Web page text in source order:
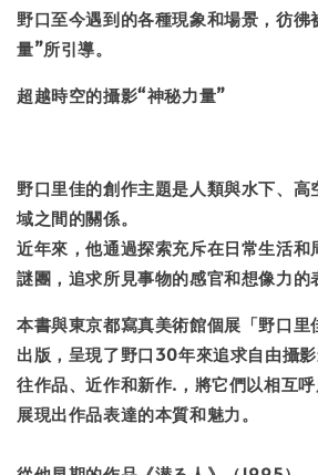
NT$ 50
NT$ 100
- +
野口至今遇到的各種現象和場景，彷彿
量”所引導。
超越時空的攝影“神秘力量”
野口里佳的創作主題是人類與水下、高
域之間的關係。
近年來，他通過探索充斥在日常生活和
謎團，追求所見事物的感官和想像力的
本書與東京都寫真美術館個展「野口
出版，呈現了野口30年來追求自由攝
往作品、近作和新作.，將它們以相互
展現出作品表達的本質和魅力。